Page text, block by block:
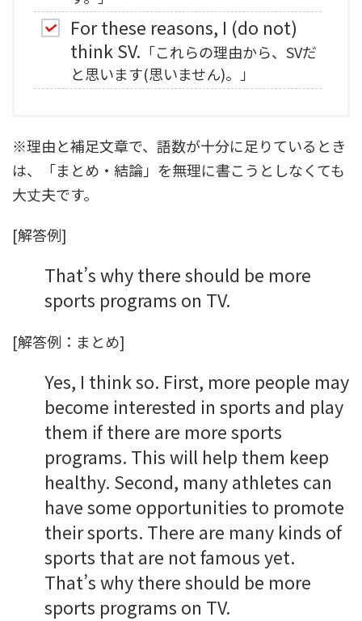
For these reasons, I (do not)
think SV. 「これらの理由から、SVだ
と思います(思いません)。」
※理由と補足文章で、語数が十分に足りているとき
は、「まとめ・結論」を無理に書こうとしなくても
大丈夫です。
[解答例]
That’s why there should be more
sports programs on TV.
[解答例：まとめ]
Yes, I think so. First, more people may
become interested in sports and play
them if there are more sports
programs. This will help them keep
healthy. Second, many athletes can
have some opportunities to promote
their sports. There are many kinds of
sports that are not famous yet.
That’s why there should be more
sports programs on TV.